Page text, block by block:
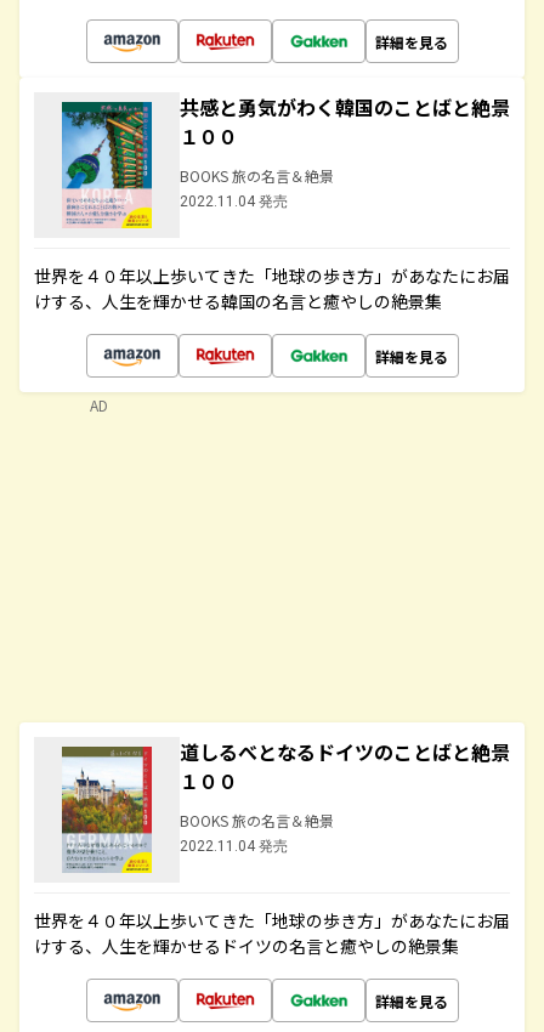
詳細を見る
共感と勇気がわく韓国のことばと絶景
１００
BOOKS 旅の名言＆絶景
2022.11.04 発売
世界を４０年以上歩いてきた「地球の歩き方」があなたにお届
けする、人生を輝かせる韓国の名言と癒やしの絶景集
詳細を見る
道しるべとなるドイツのことばと絶景
１００
BOOKS 旅の名言＆絶景
2022.11.04 発売
世界を４０年以上歩いてきた「地球の歩き方」があなたにお届
けする、人生を輝かせるドイツの名言と癒やしの絶景集
詳細を見る
AD